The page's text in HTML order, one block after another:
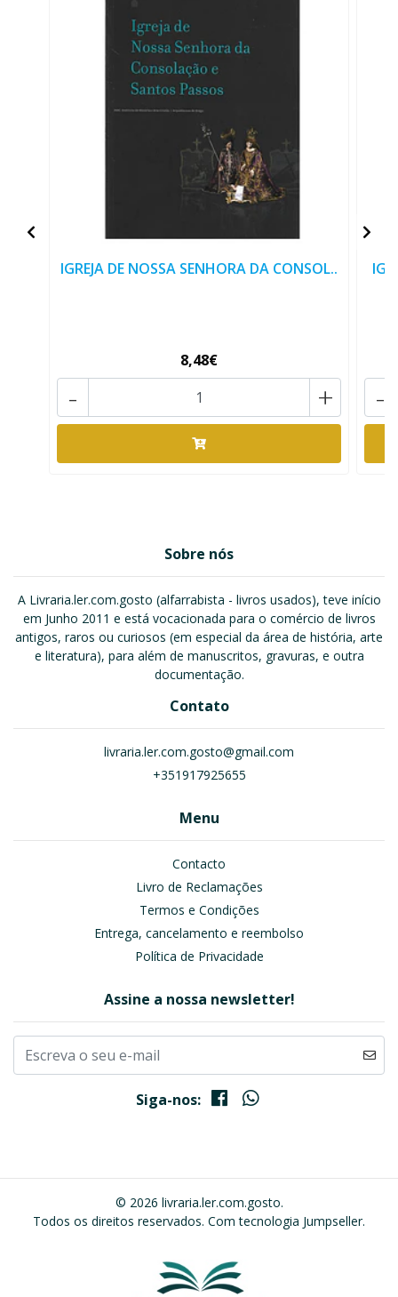
IGREJA DE NOSSA SENHORA DA CONSOL..
8,48€
+
- -
Sobre nós
A Livraria.ler.com.gosto (alfarrabista - livros usados), teve início
em Junho 2011 e está vocacionada para o comércio de livros
antigos, raros ou curiosos (em especial da área de história, arte
e literatura), para além de manuscritos, gravuras, e outra
documentação.
Contato
livraria.ler.com.gosto@gmail.com
+351917925655
Menu
Contacto
Livro de Reclamações
Termos e Condições
Entrega, cancelamento e reembolso
Política de Privacidade
Assine a nossa newsletter!
Siga-nos:
© 2026 livraria.ler.com.gosto.
Todos os direitos reservados. Com tecnologia Jumpseller.